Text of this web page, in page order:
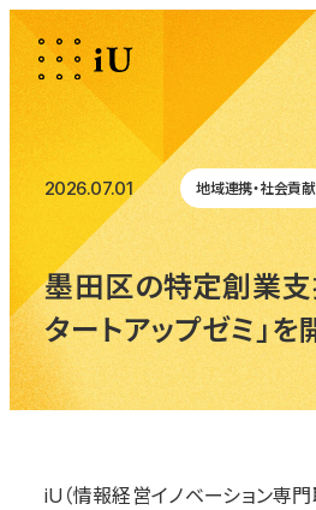
2026.07.01 地域連携・社会貢献
墨田区の特定創業支
タートアップゼミ」を
iU（情報経営イノベーション専